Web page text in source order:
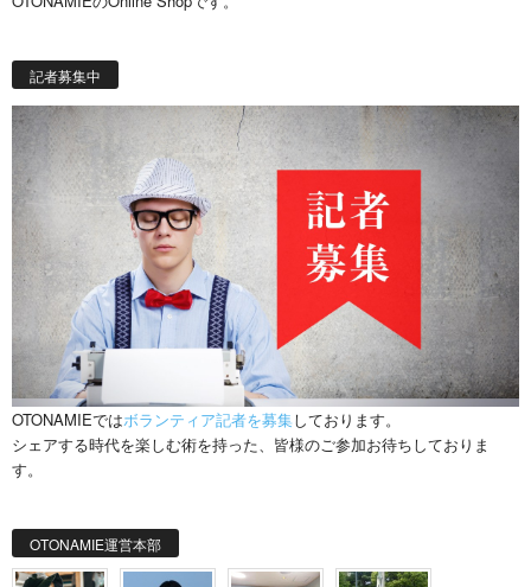
記者募集中
OTONAMIEではボランティア記者を募集しております。
シェアする時代を楽しむ術を持った、皆様のご参加お待ちしておりま
す。
OTONAMIE運営本部